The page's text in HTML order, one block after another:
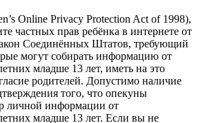
Online Privacy Protection Act of 1998),
частных прав ребёнка в интернете от
Соединённых Штатов, требующий
могут собирать информацию от
младше 13 лет, иметь на это
родителей. Допустимо наличие
того, что опекуны
личной информации от
младше 13 лет. Если вы не